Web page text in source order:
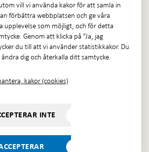
-
Öppnas
i
ny
flik
webbarkiv-
Öppnas
i
ny
medier
vill vi använda kakor för att samla in
förbättra webbplatsen och ge våra
upplevelse som möjligt, och för detta
Genom att klicka på ”Ja, jag
du till att vi använder statistikkakor. Du
dig och återkalla ditt samtycke.
kakor (cookies)
INTE